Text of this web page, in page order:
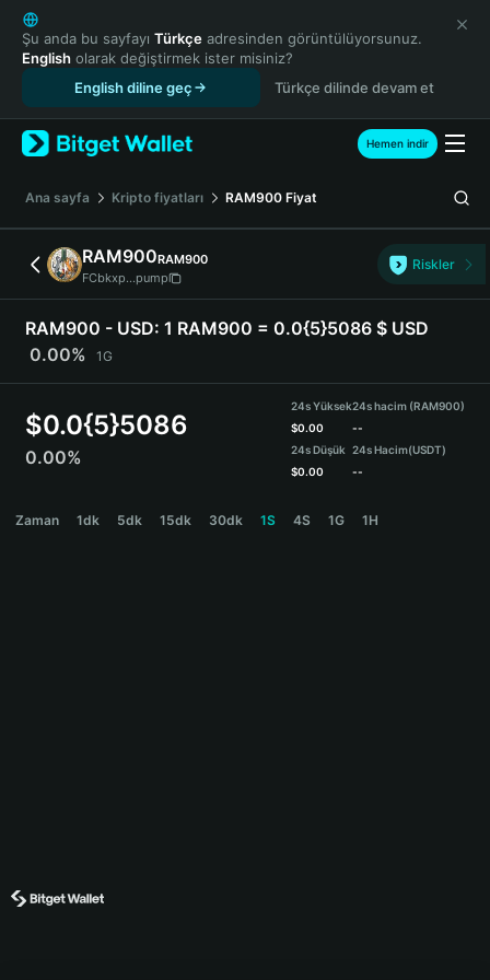
English
日本語
Tiếng Việt
Español (Latinoamérica)
Türkçe
Français
Deutsch
简体中文
繁體中文
Português (Portugal)
Bahasa Indonesia
ภาษาไทย
हिन्दी
Español
Português (Brasil)
Şu anda bu sayfayı Türkçe adresinden görüntülüyorsunuz.
English olarak değiştirmek ister misiniz?
English diline geç
Türkçe dilinde devam et
Hemen indir
Ana sayfa Kripto fiyatları RAM900 Fiyat
RAM900RAM900
FCbkxp...pump
Riskler
RAM900 - USD: 1 RAM900 = 0.0{5}5086 $ USD
0.00%
1G
$0.0{5}5086
0.00%
24s Yüksek
$0.00
24s Düşük
$0.00
24s hacim (RAM900)
--
24s Hacim(USDT)
--
Zaman 1dk 5dk 15dk 30dk 1S 4S 1G 1H